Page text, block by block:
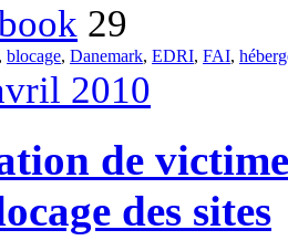
29
, blocage, Danemark, EDRI, FAI,
2010
de
des sites